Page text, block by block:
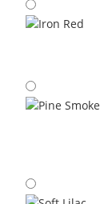
Iron Red
Pine Smoke